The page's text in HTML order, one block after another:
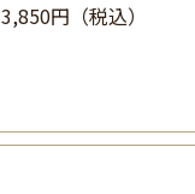
3,850円（税込）